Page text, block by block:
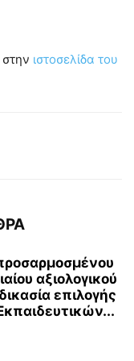
ιστοσελίδα του
αξιολογικού
επιλογής